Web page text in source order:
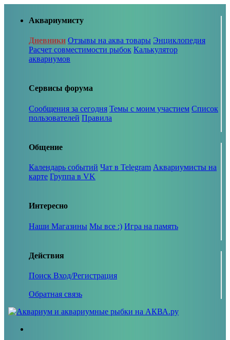
Аквариумисту
Дневники Отзывы на аква товары Энциклопедия
Расчет совместимости рыбок Калькулятор
аквариумов
Сервисы форума
Сообщения за сегодня Темы с моим участием Список
пользователей Правила
Общение
Календарь событий Чат в Telegram Аквариумисты на
карте Группа в VK
Интересно
Наши Магазины Мы все :) Игра на память
Действия
Поиск Вход/Регистрация
Обратная связь